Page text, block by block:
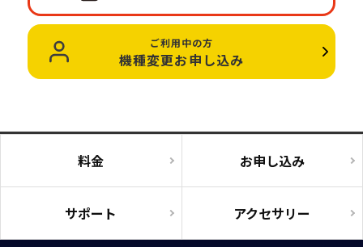
ご利用中の方
機種変更お申し込み
料金 お申し込み
サポート アクセサリー